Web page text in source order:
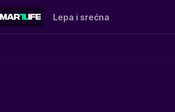
Lepa i srećna